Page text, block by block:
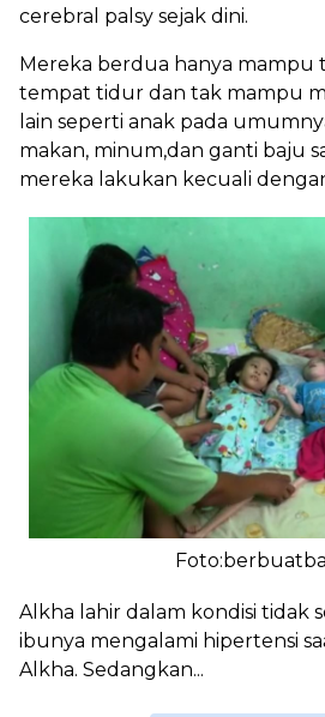
cerebral palsy sejak dini.
Mereka berdua hanya mampu
tempat tidur dan tak mampu
lain seperti anak pada
makan, minum,dan ganti baju
mereka lakukan kecuali
Alkha lahir dalam kondisi tidak
ibunya mengalami hipertensi
Alkha. Sedangkan...